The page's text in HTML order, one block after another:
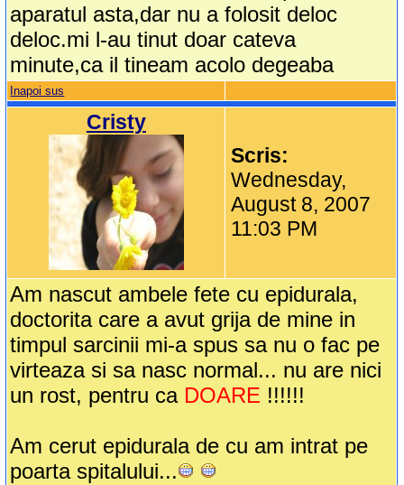
aparatul asta,dar nu a folosit deloc
deloc.mi l-au tinut doar cateva
minute,ca il tineam acolo degeaba
Inapoi sus
Cristy
Scris:
Wednesday,
August 8, 2007
11:03 PM
Am nascut ambele fete cu epidurala,
doctorita care a avut grija de mine in
timpul sarcinii mi-a spus sa nu o fac pe
virteaza si sa nasc normal... nu are nici
un rost, pentru ca DOARE !!!!!!
Am cerut epidurala de cu am intrat pe
poarta spitalului...